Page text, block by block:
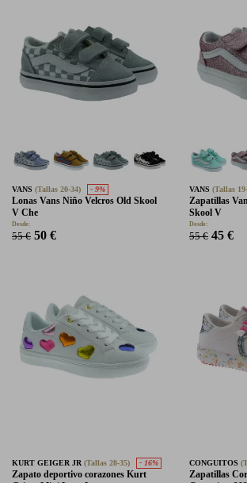
VANS (Tallas 20-34) - 9%
Lonas Vans Niño Velcros Old Skool
V Che
Desde:
55 € 50 €
VANS (Tallas
Zapatillas
Skool V
Desde:
55 € 45 €
KURT GEIGER JR (Tallas 28-35) - 16%
Zapato deportivo corazones Kurt
CONGUITOS
Zapatillas